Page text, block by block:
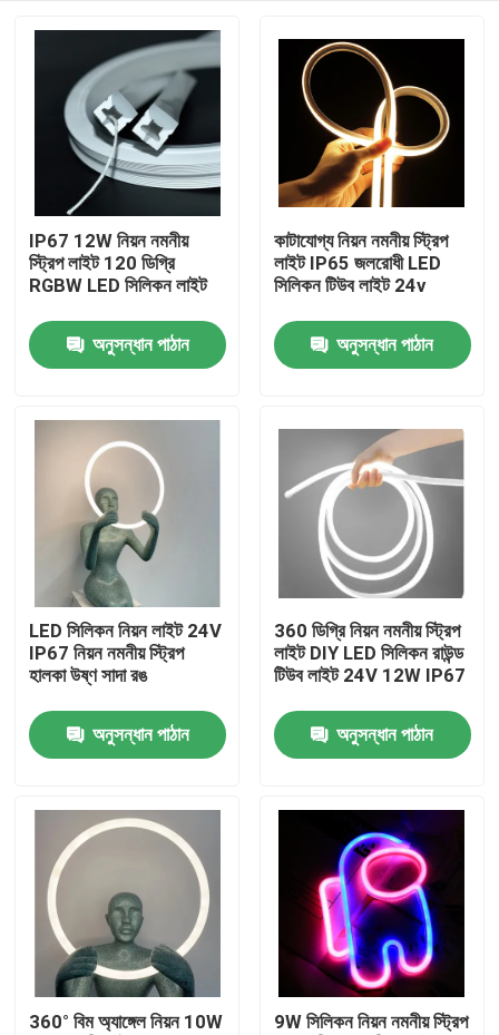
ভিডিও
আমাদের সম্পর্কে
কারখানা ভ্রমণ
মান নিয়ন্ত্রণ
আমাদের সাথে যোগাযোগ করুন
খবর
উদ্ধৃতির জন্য আবেদন
LED নিয়ন স্ট্রিপ লাইট
IP67 12W নিয়ন নমনীয়
স্ট্রিপ লাইট 120 ডিগ্রি
RGBW LED সিলিকন লাইট
অনুসন্ধান পাঠান
কাটাযোগ্য নিয়ন নমনীয় স্ট্রিপ
লাইট IP65 জলরোধী LED
সিলিকন টিউব লাইট 24v
অনুসন্ধান পাঠান
LED সিলিকন নিয়ন লাইট 24V
IP67 নিয়ন নমনীয় স্ট্রিপ
হালকা উষ্ণ সাদা রঙ
অনুসন্ধান পাঠান
360 ডিগ্রি নিয়ন নমনীয় স্ট্রিপ
লাইট DIY LED সিলিকন রাউন্ড
টিউব লাইট 24V 12W IP67
অনুসন্ধান পাঠান
360° বিম অ্যাঙ্গেল নিয়ন 10W
9W সিলিকন নিয়ন নমনীয় স্ট্রিপ